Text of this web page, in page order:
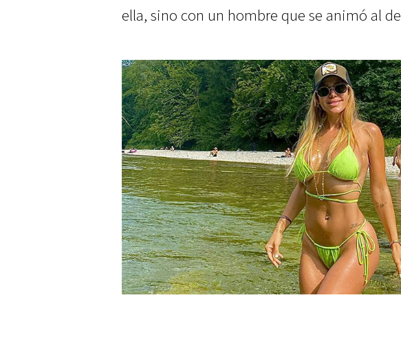
ella, sino con un hombre que se animó al